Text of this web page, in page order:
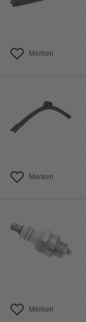
Merken
Merken
Merken